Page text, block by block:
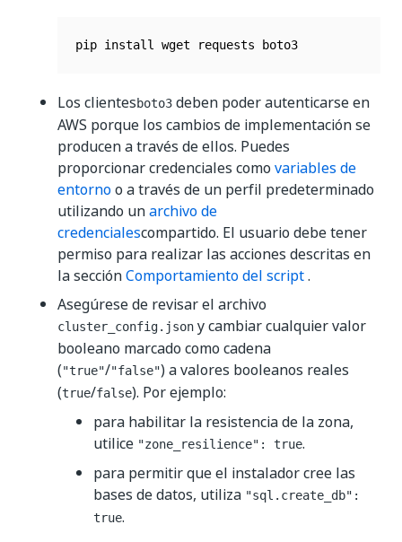
pip install wget requests boto3
Los clientesboto3 deben poder autenticarse en
AWS porque los cambios de implementación se
producen a través de ellos. Puedes
proporcionar credenciales como variables de
entornoo a través de un perfil predeterminado
utilizando unarchivo de
credencialescompartido. El usuario debe tener
permiso para realizar las acciones descritas en
la secciónComportamiento del script.
Asegúrese de revisar el archivo
cluster_config.json y cambiar cualquier valor
booleano marcado como cadena
("true"/"false") a valores booleanos reales
(true/false). Por ejemplo:
para habilitar la resistencia de la zona,
utilice "zone_resilience": true.
para permitir que el instalador cree las
bases de datos, utiliza "sql.create_db":
true.